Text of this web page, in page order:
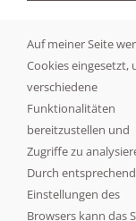
Kategorien
Angebote
Anleitung
Filzen
Auf meiner Seite
Cookies eingesetzt,
verschiedene
Funktionalitäten
bereitzustellen und
Zugriffe zu
Durch
Einstellungen des
Browsers kann das